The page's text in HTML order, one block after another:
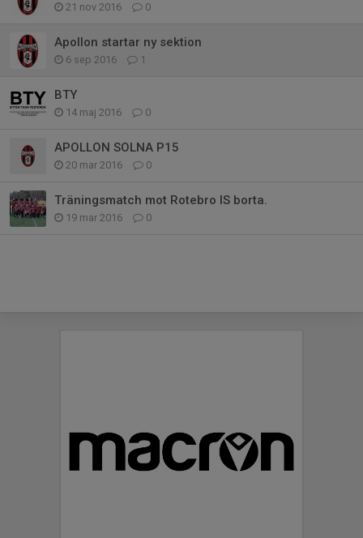
21 nov 2016 0
Apollon startar ny sektion
6 sep 2016 1
BTY
14 maj 2016 0
APOLLON SOLNA P15
20 mar 2016 0
Träningsmatch mot Rotebro IS borta.
19 mar 2016 0